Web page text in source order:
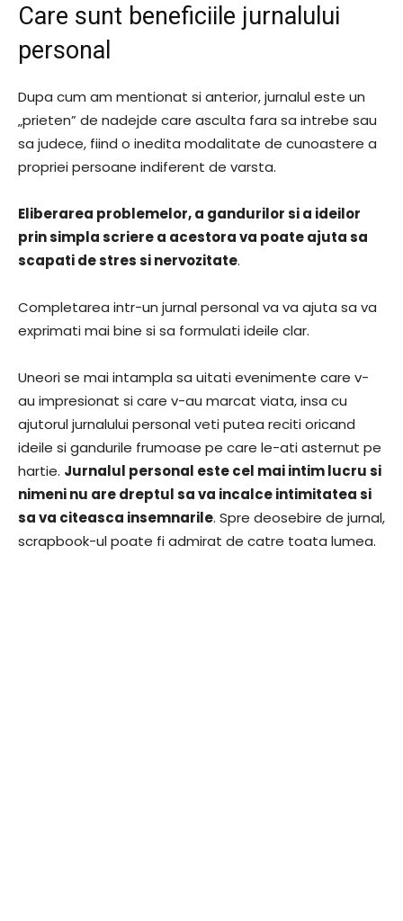
Care sunt beneficiile jurnalului
personal
Dupa cum am mentionat si anterior, jurnalul este un
„prieten” de nadejde care asculta fara sa intrebe sau
sa judece, fiind o inedita modalitate de cunoastere a
propriei persoane indiferent de varsta.
Eliberarea problemelor, a gandurilor si a ideilor
prin simpla scriere a acestora va poate ajuta sa
scapati de stres si nervozitate.
Completarea intr-un jurnal personal va va ajuta sa va
exprimati mai bine si sa formulati ideile clar.
Uneori se mai intampla sa uitati evenimente care v-
au impresionat si care v-au marcat viata, insa cu
ajutorul jurnalului personal veti putea reciti oricand
ideile si gandurile frumoase pe care le-ati asternut pe
hartie. Jurnalul personal este cel mai intim lucru si
nimeni nu are dreptul sa va incalce intimitatea si
sa va citeasca insemnarile. Spre deosebire de jurnal,
scrapbook-ul poate fi admirat de catre toata lumea.